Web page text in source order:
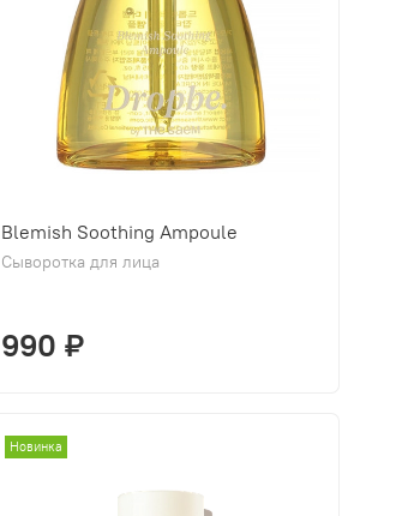
Blemish Soothing Ampoule
Сыворотка для лица
990 ₽
Новинка